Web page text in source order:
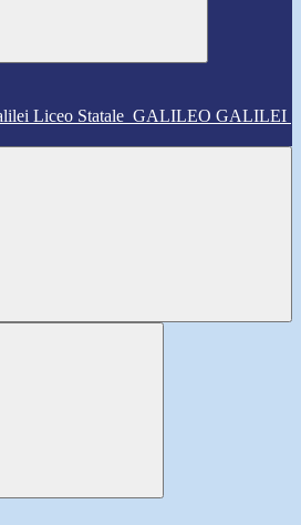
Liceo Statale GALILEO GALILEI